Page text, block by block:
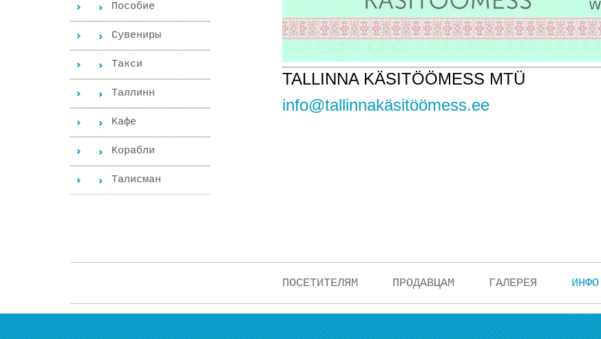
Пособиe
Сувениры
Такси
Таллинн
Kафе
Kорабли
Tалисман
TALLINNA KÄSITÖÖMESS MTÜ
info@tallinnakäsitöömess.ee
ПОСЕТИТЕЛЯМ ПРОДАВЦАМ ГАЛЕРЕЯ ИНФО